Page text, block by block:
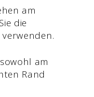
am
die
am
Rand